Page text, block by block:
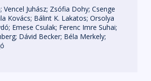
Vencel Juhász Zsófia Dohy Csenge
Kovács Bálint K. Lakatos Orsolya
Emese Csulak Ferenc Imre Suhai
Dávid Becker Béla Merkely